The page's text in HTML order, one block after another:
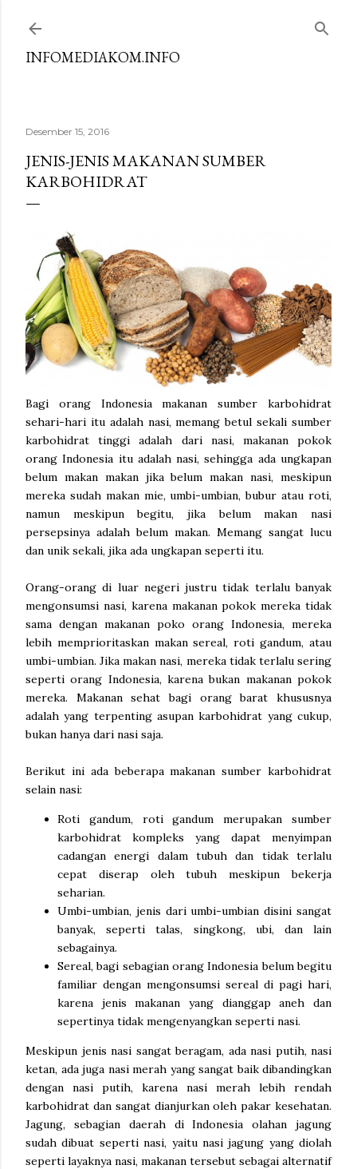
INFOMEDIAKOM.INFO
Desember 15, 2016
JENIS-JENIS MAKANAN SUMBER
KARBOHIDRAT
Bagi orang Indonesia makanan sumber karbohidrat
sehari-hari itu adalah nasi, memang betul sekali sumber
karbohidrat tinggi adalah dari nasi, makanan pokok
orang Indonesia itu adalah nasi, sehingga ada ungkapan
belum makan makan jika belum makan nasi, meskipun
mereka sudah makan mie, umbi-umbian, bubur atau roti,
namun meskipun begitu, jika belum makan nasi
persepsinya adalah belum makan. Memang sangat lucu
dan unik sekali, jika ada ungkapan seperti itu.
Orang-orang di luar negeri justru tidak terlalu banyak
mengonsumsi nasi, karena makanan pokok mereka tidak
sama dengan makanan poko orang Indonesia, mereka
lebih memprioritaskan makan sereal, roti gandum, atau
umbi-umbian. Jika makan nasi, mereka tidak terlalu sering
seperti orang Indonesia, karena bukan makanan pokok
mereka. Makanan sehat bagi orang barat khususnya
adalah yang terpenting asupan karbohidrat yang cukup,
bukan hanya dari nasi saja.
Berikut ini ada beberapa makanan sumber karbohidrat
selain nasi:
Roti gandum, roti gandum merupakan sumber
karbohidrat kompleks yang dapat menyimpan
cadangan energi dalam tubuh dan tidak terlalu
cepat diserap oleh tubuh meskipun bekerja
seharian.
Umbi-umbian, jenis dari umbi-umbian disini sangat
banyak, seperti talas, singkong, ubi, dan lain
sebagainya.
Sereal, bagi sebagian orang Indonesia belum begitu
familiar dengan mengonsumsi sereal di pagi hari,
karena jenis makanan yang dianggap aneh dan
sepertinya tidak mengenyangkan seperti nasi.
Meskipun jenis nasi sangat beragam, ada nasi putih, nasi
ketan, ada juga nasi merah yang sangat baik dibandingkan
dengan nasi putih, karena nasi merah lebih rendah
karbohidrat dan sangat dianjurkan oleh pakar kesehatan.
Jagung, sebagian daerah di Indonesia olahan jagung
sudah dibuat seperti nasi, yaitu nasi jagung yang diolah
seperti layaknya nasi, makanan tersebut sebagai alternatif